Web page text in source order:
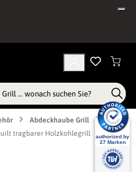
Abdeckhaube Grill
tragbarer Holzkohlegrill